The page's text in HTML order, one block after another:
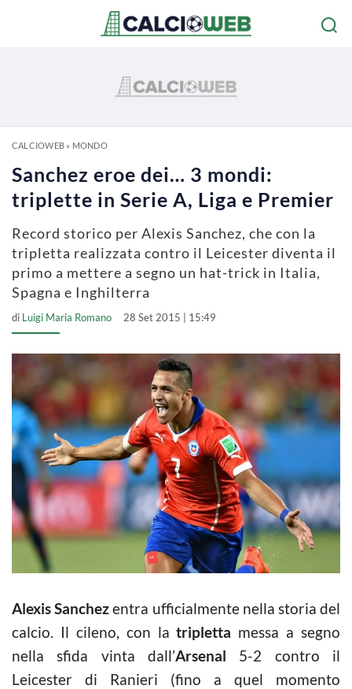
CALCIOWEB» MONDO
Sanchez eroe dei… 3 mondi:
triplette in Serie A, Liga e Premier
Record storico per Alexis Sanchez, che con la
tripletta realizzata contro il Leicester diventa il
primo a mettere a segno un hat-trick in Italia,
Spagna e Inghilterra
di Luigi Maria Romano 28 Set 2015 | 15:49
Alexis Sanchezentra ufficialmente nella storia del
calcio. Il cileno, con la tripletta messa a segno
nella sfida vinta dall’Arsenal 5-2 contro il
Leicester di Ranieri (fino a quel momento